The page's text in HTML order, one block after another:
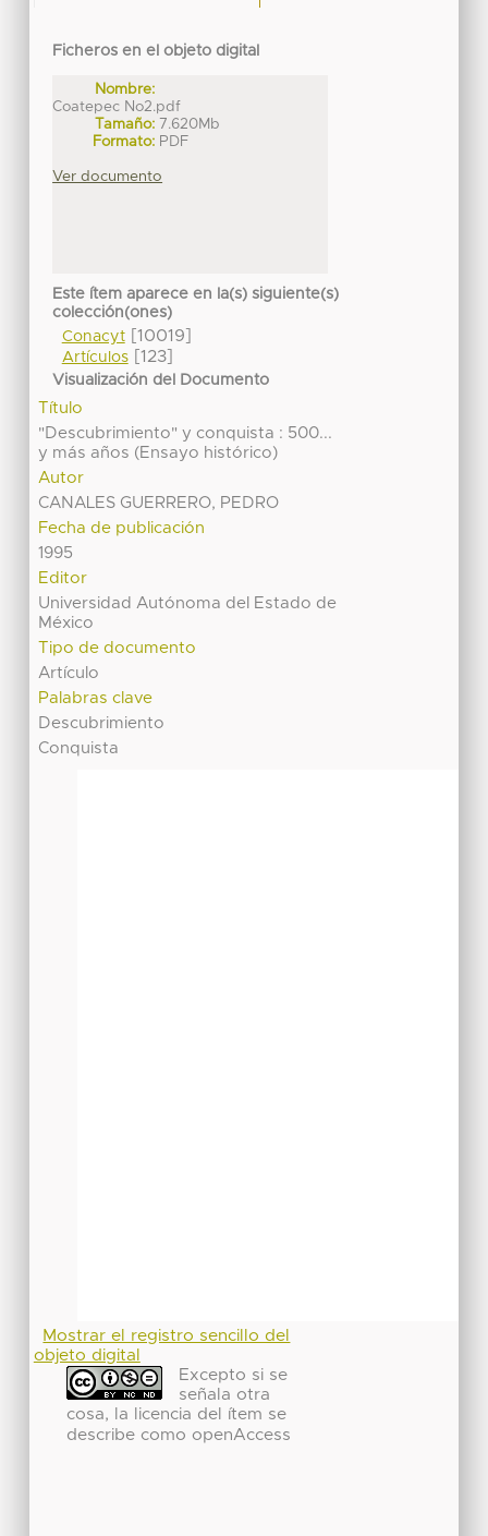
Ficheros en el objeto digital
Nombre:
Coatepec No2.pdf
Tamaño: 7.620Mb
Formato: PDF
Ver documento
Este ítem aparece en la(s) siguiente(s)
colección(ones)
Conacyt[10019]
Artículos[123]
Visualización del Documento
Título
"Descubrimiento" y conquista : 500...
y más años (Ensayo histórico)
Autor
CANALES GUERRERO, PEDRO
Fecha de publicación
1995
Editor
Universidad Autónoma del Estado de
México
Tipo de documento
Artículo
Palabras clave
Descubrimiento
Conquista
Mostrar el registro sencillo del
objeto digital
Excepto si se
señala otra
cosa, la licencia del ítem se
describe como openAccess